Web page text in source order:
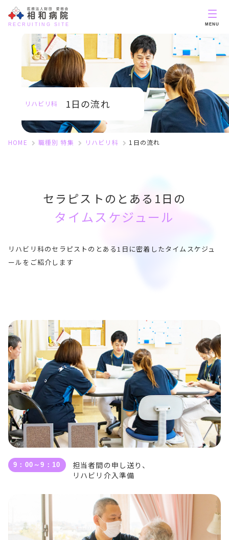
MENU
RECRUITING SITE
リハビリ科 1日の流れ
HOME 職種別 特集 リハビリ科 1日の流れ
セラピストのとある1⽇の
タイムスケジュール
リハビリ科のセラピストのとある1⽇に密着したタイムスケジュ
ールをご紹介します
9：00～9：10
担当者間の申し送り、
リハビリ介入準備